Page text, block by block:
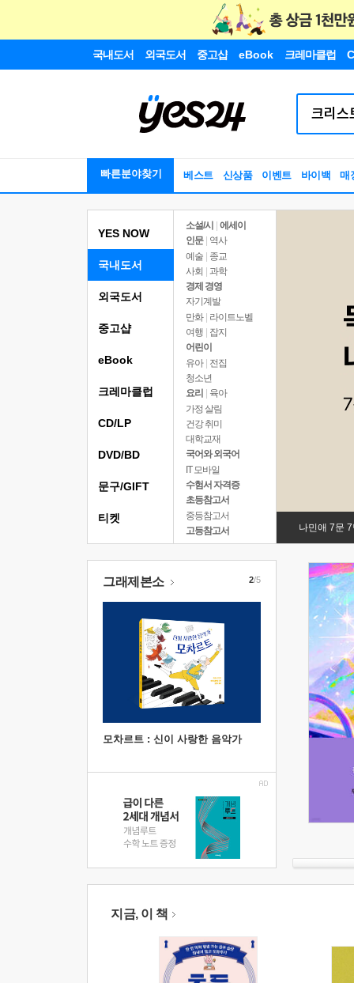
국내도서 외국도서 중고샵 eBook 크레마클럽
빠른분야찾기 베스트 신상품 이벤트 바이백 매
YES NOW
국내도서
소설/시
에세이
인문
역사
예술 | 종교
사회 | 과학
경제 경영
자기계발
만화 | 라이트노벨
여행
잡지
어린이
유아 | 전집
청소년
요리
육아
가정 살림
건강 취미
대학교재
국어와 외국어
IT 모바일
수험서 자격증
초등참고서
중등참고서
고등참고서
나민애 7문
외국도서
중고샵
eBook
크레마클럽
CD/LP
DVD/BD
문구/GIFT
티켓
그래제본소
모차르트 : 신이 사랑한 음악가
2/5
지금, 이 책